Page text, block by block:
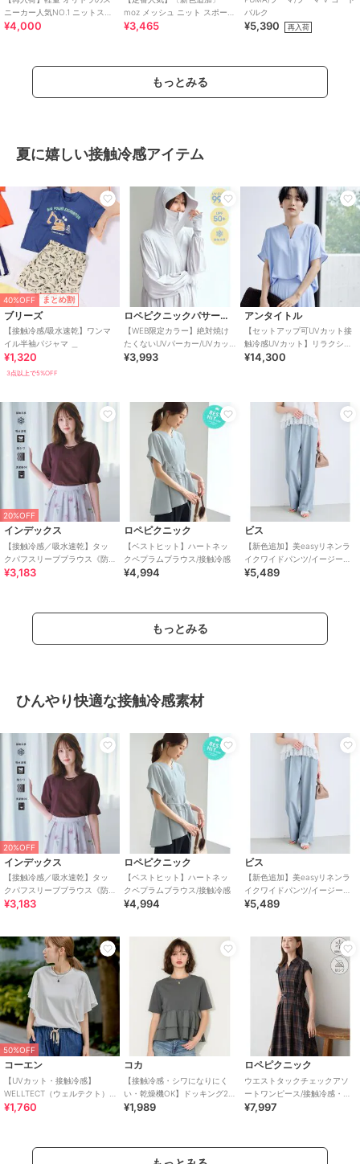
ニーカー人気NO.1 ニットスニ
ーカー スリッポン /3709
¥4,000
moz メッシュ ニット スポーツ
サンダル
¥3,465
バルク
¥5,390 再入荷
もっとみる
夏に嬉しい接触冷感アイテム
40%OFF まとめ割
ブリーズ
【接触冷感/吸水速乾】ワンマ
¥1,320
3点以上で5%OFF
ロペピクニックパサージュ
【WEB限定カラー】絶対焼け
たくないUVパーカー/UVカッ
ト・接触冷感
¥3,993
アンタイトル
【セットアップ可UVカット接
触冷感UVカット】リラクシー
キーVネックブラウス
¥14,300
20%OFF
インデックス
【接触冷感／吸水速乾】タッ
クパフスリーブブラウス《防
シワ／洗濯機OK／XS～3L／
¥3,183
ロペピクニック
【ベストヒット】ハートネッ
クペプラムブラウス/接触冷感
¥4,994
ビス
【新色追加】美easyリネンラ
イクワイドパンツ/イージーケ
ア・接触冷感・セットアップ
¥5,489
もっとみる
ひんやり快適な接触冷感素材
20%OFF
インデックス
【接触冷感／吸水速乾】タッ
クパフスリーブブラウス《防
シワ／洗濯機OK／XS～3L／
¥3,183
ロペピクニック
【ベストヒット】ハートネッ
クペプラムブラウス/接触冷感
¥4,994
ビス
【新色追加】美easyリネンラ
イクワイドパンツ/イージーケ
ア・接触冷感・セットアップ
¥5,489
50%OFF
コーエン
【UVカット・接触冷感】
WELLTECT（ウェルテクト）
USAコットン フレアスリーブ
¥1,760
コカ
【接触冷感・シワになりにく
い・乾燥機OK】ドッキング2
段フリルTシャツ 全2色
¥1,989
ロペピクニック
ウエストタックチェックアソ
ートワンピース/接触冷感・防
シワ・リンクコーデ
¥7,997